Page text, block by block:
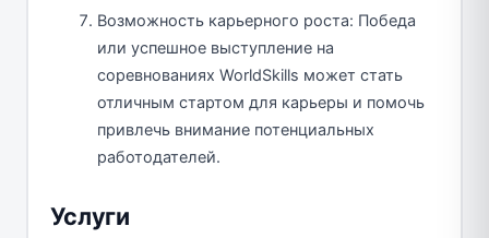
Возможность карьерного роста: Победа
или успешное выступление на
соревнованиях WorldSkills может стать
отличным стартом для карьеры и помочь
привлечь внимание потенциальных
работодателей.
Услуги